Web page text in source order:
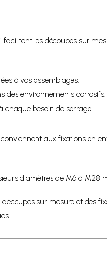
les découpes sur
à vos assemblages.
des environnements corrosifs.
chaque besoin de serrage.
aux fixations en
diamètres de M6 à M28
sur mesure et des